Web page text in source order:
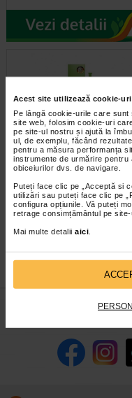
Acest site utilizează cookie-uri
Pe lângă cookie-urile care
site web, folosim cookie-uri
pe site-ul nostru și ajută la
ul, de exemplu, făcând
pentru a măsura performanța
instrumente de urmărire
obiceiurilor dvs. de navigare.
Puteți face clic pe „Acceptă si
utilizări sau puteți face clic pe
configura opțiunile. Vă puteți
retrage consimțământul pe
Mai multe detalii aici
PLANTUR 39 Tonic Phyto-
Complexul Phyto-Caffeine
activeaza radacinile firelor de